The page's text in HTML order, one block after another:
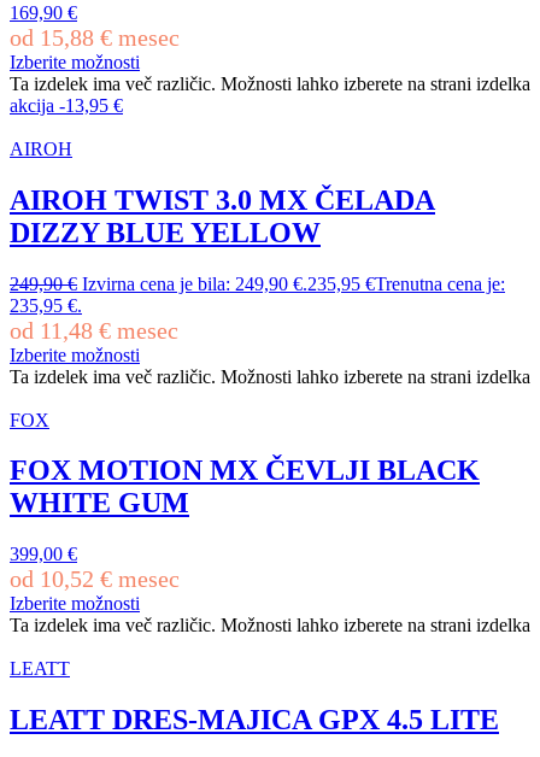
169,90 €
od 15,88 € mesec
Izberite možnosti
Ta izdelek ima več različic. Možnosti lahko izberete na strani izdelka
akcija -13,95 €
AIROH
AIROH TWIST 3.0 MX ČELADA
DIZZY BLUE YELLOW
249,90€ Izvirna cena je bila: 249,90 €.235,95 €Trenutna cena je:
235,95 €.
od 11,48 € mesec
Izberite možnosti
Ta izdelek ima več različic. Možnosti lahko izberete na strani izdelka
FOX
FOX MOTION MX ČEVLJI BLACK
WHITE GUM
399,00 €
od 10,52 € mesec
Izberite možnosti
Ta izdelek ima več različic. Možnosti lahko izberete na strani izdelka
LEATT
LEATT DRES-MAJICA GPX 4.5 LITE